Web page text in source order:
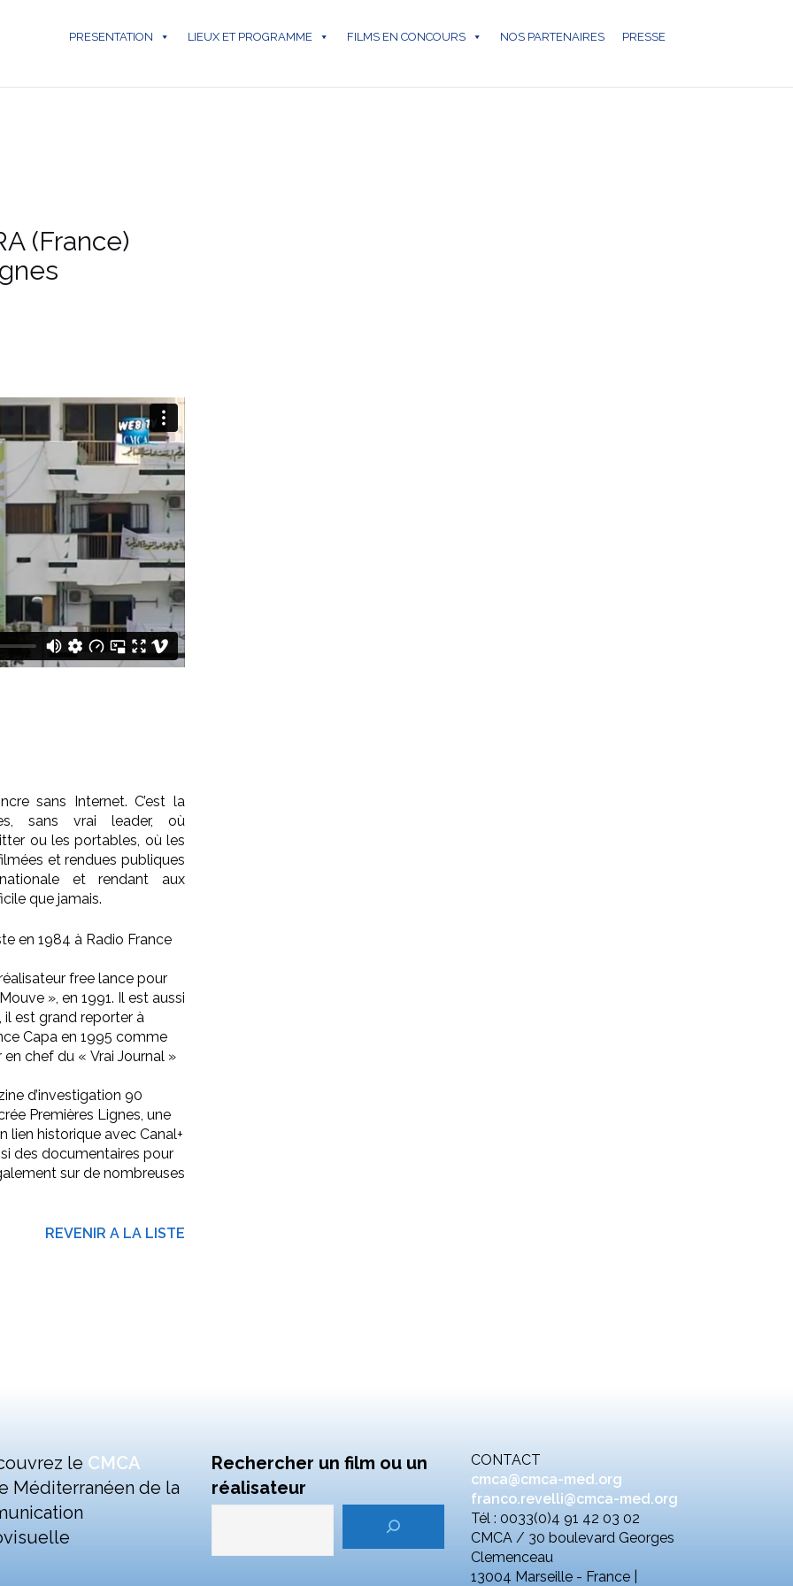
PRESENTATION LIEUX ET PROGRAMME FILMS EN CONCOURS NOS PARTENAIRES PRESSE
(France)
sans Internet. C’est la
sans vrai leader, où
ou les portables, où les
et rendues publiques
et rendant aux
que jamais.
en 1984 à Radio France
free lance pour
», en 1991. Il est aussi
il est grand reporter à
Capa en 1995 comme
chef du « Vrai Journal »
d’investigation 90
Premières Lignes, une
lien historique avec Canal+
des documentaires pour
sur de nombreuses
REVENIR A LA LISTE
le CMCA
Méditerranéen de la
Rechercher un film ou un
réalisateur
CONTACT
cmca@cmca-med.org
franco.revelli@cmca-med.org
Tél : 0033(0)4 91 42 03 02
CMCA / 30 boulevard Georges
Clemenceau
13004 Marseille - France |